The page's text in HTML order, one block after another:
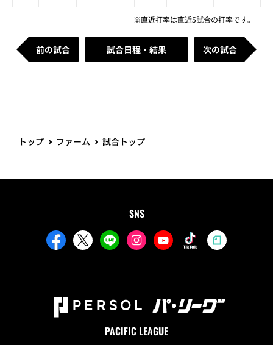
※直近打率は直近5試合の打率です。
前の試合 試合日程・結果 次の試合
トップ ファーム 試合トップ
SNS
PACIFIC LEAGUE